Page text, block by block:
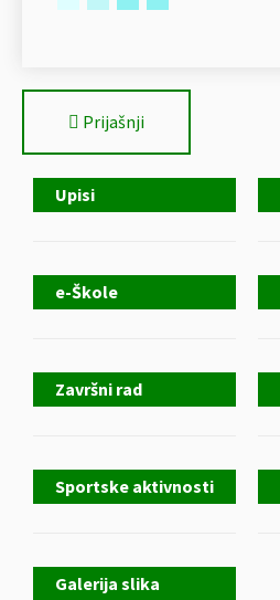
Upisi
e-Škole
Završni rad
Sportske aktivnosti
Galerija slika
Prijašnji